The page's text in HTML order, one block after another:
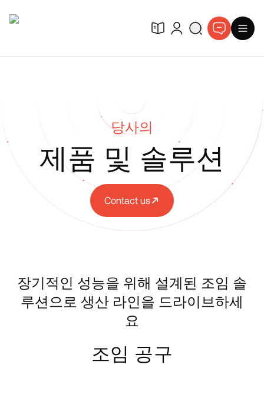
당사의
제품 및 솔루션
Contact us
장기적인 성능을 위해 설계된 조임 솔
루션으로 생산 라인을 드라이브하세
요
조임 공구